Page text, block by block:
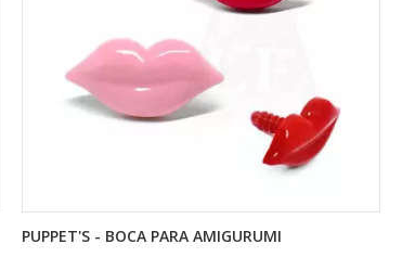
PUPPET'S - BOCA PARA AMIGURUMI